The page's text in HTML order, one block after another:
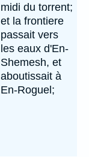
midi du torrent;
et la frontiere
passait vers
les eaux d'En-
Shemesh, et
aboutissait à
En-Roguel;